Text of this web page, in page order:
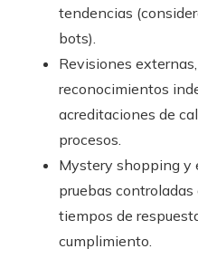
tendencias
bots).
Revisiones
reconocimientos
acreditaciones de
procesos.
Mystery shopping y
pruebas
tiempos de
cumplimiento.